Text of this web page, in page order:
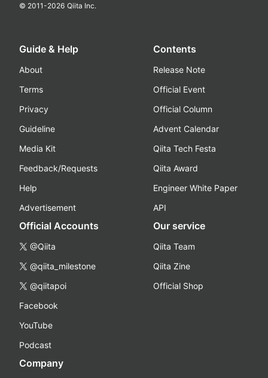
© 2011-2026 Qiita Inc.
Guide & Help
About
Terms
Privacy
Guideline
Media Kit
Feedback/Requests
Help
Advertisement
Contents
Release Note
Official Event
Official Column
Advent Calendar
Qiita Tech Festa
Qiita Award
Engineer White Paper
API
Official Accounts
@Qiita
@qiita_milestone
@qiitapoi
Facebook
YouTube
Podcast
Our service
Qiita Team
Qiita Zine
Official Shop
Company